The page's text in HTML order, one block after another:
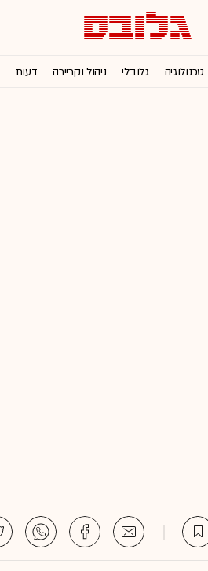
טכנולוגיה גלובלי ניהול וקריירה דעות